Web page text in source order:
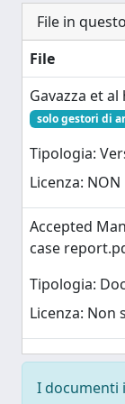
File in
File
Gavazza et
solo gestori di
Tipologia:
Licenza:
Accepted
case
Tipologia:
Licenza: Non
I documenti